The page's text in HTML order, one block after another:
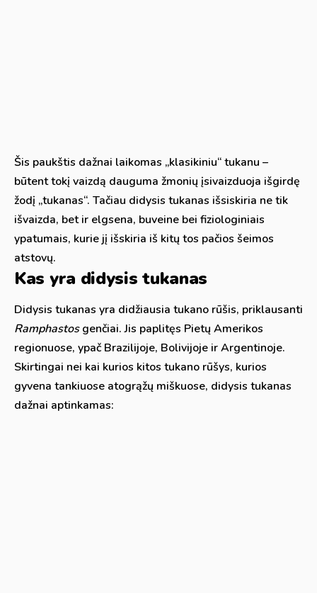
Šis paukštis dažnai laikomas „klasikiniu“ tukanu –
būtent tokį vaizdą dauguma žmonių įsivaizduoja išgirdę
žodį „tukanas“. Tačiau didysis tukanas išsiskiria ne tik
išvaizda, bet ir elgsena, buveine bei fiziologiniais
ypatumais, kurie jį išskiria iš kitų tos pačios šeimos
atstovų.
Kas yra didysis tukanas
Didysis tukanas yra didžiausia tukano rūšis, priklausanti
Ramphastosgenčiai. Jis paplitęs Pietų Amerikos
regionuose, ypač Brazilijoje, Bolivijoje ir Argentinoje.
Skirtingai nei kai kurios kitos tukano rūšys, kurios
gyvena tankiuose atogrąžų miškuose, didysis tukanas
dažnai aptinkamas: